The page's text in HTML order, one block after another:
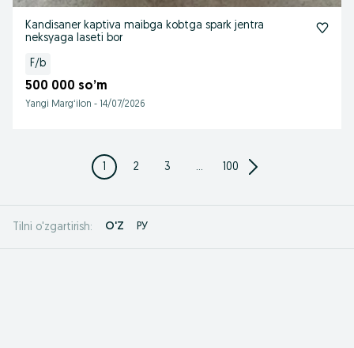
Kandisaner kaptiva maibga kobtga spark jentra
neksyaga laseti bor
F/b
500 000 so’m
Yangi Margʻilon - 14/07/2026
1 2 3 ... 100
Tilni o'zgartirish: O'Z РУ